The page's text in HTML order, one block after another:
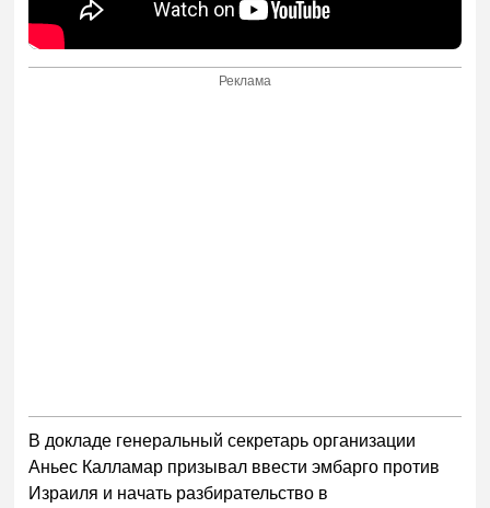
Реклама
В докладе генеральный секретарь организации
Аньес Калламар призывал ввести эмбарго против
Израиля и начать разбирательство в